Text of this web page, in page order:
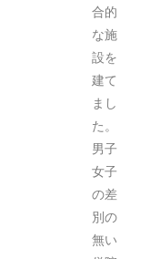
合的
な施
設を
建て
まし
た。
男子
女子
の差
別の
無い